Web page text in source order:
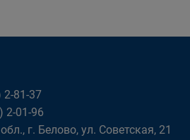
81-37
2-01-96
г. Белово, ул. Советская, 21